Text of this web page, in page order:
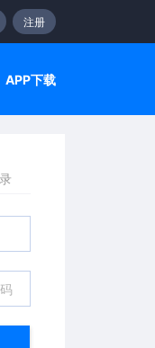
注册
APP下载